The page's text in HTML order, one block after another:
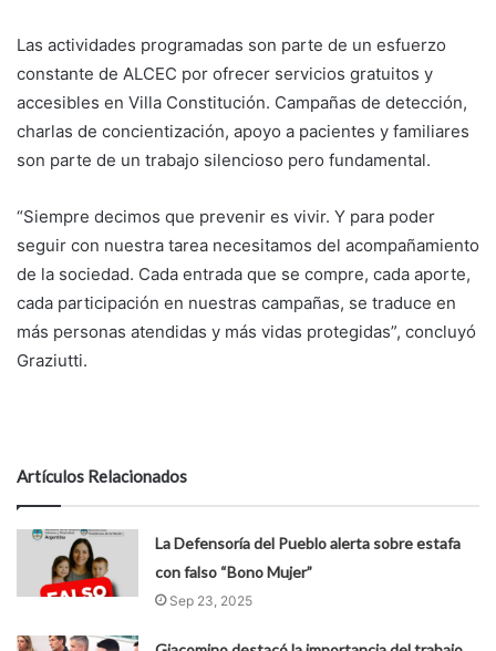
Las actividades programadas son parte de un esfuerzo
constante de ALCEC por ofrecer servicios gratuitos y
accesibles en Villa Constitución. Campañas de detección,
charlas de concientización, apoyo a pacientes y familiares
son parte de un trabajo silencioso pero fundamental.
“Siempre decimos que prevenir es vivir. Y para poder
seguir con nuestra tarea necesitamos del acompañamiento
de la sociedad. Cada entrada que se compre, cada aporte,
cada participación en nuestras campañas, se traduce en
más personas atendidas y más vidas protegidas”, concluyó
Graziutti.
Artículos Relacionados
La Defensoría del Pueblo alerta sobre estafa
con falso “Bono Mujer”
Sep 23, 2025